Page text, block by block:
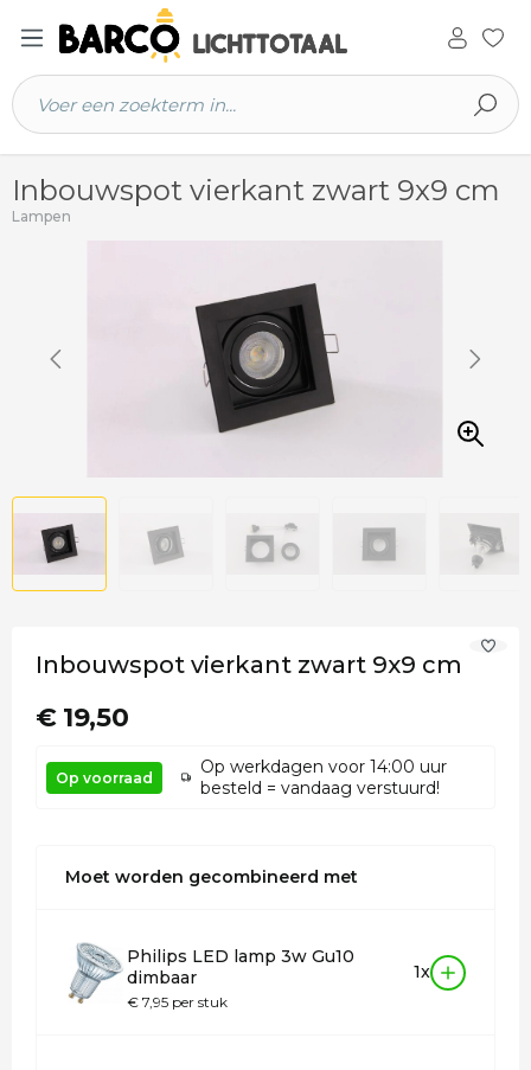
hoofdinhoud
Inbouwspot vierkant zwart 9x9 cm
Lampen
Inbouwspot vierkant zwart 9x9 cm
€ 19,50
Op voorraad
Op werkdagen voor 14:00 uur
besteld = vandaag verstuurd!
Moet worden gecombineerd met
Philips LED lamp 3w Gu10
dimbaar
€ 7,95 per stuk
1x